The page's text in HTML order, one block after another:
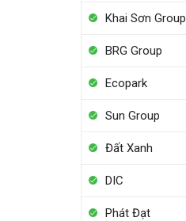
Khai Sơn Group
BRG Group
Ecopark
Sun Group
Đất Xanh
DIC
Phát Đạt